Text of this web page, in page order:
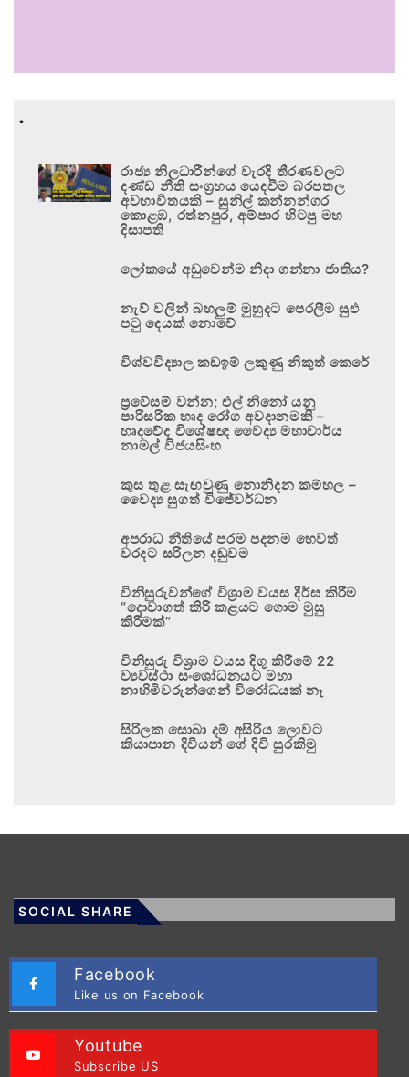
.
රාජ්‍ය නිලධාරීන්ගේ වැරදි තීරණවලට
දණ්ඩ නීති සංග්‍රහය යෙදවීම බරපතල
අවභාවිතයකි – සුනිල් කන්නන්ගර
කොළඹ, රත්නපුර, අම්පාර හිටපු මහ
දිසාපති
ලෝකයේ අඩුවෙන්ම නිදා ගන්නා ජාතිය?
නැව් වලින් බහලුම් මුහුදට පෙරලීම සුළු
පටු දෙයක් නොවේ
විශ්වවිද්‍යාල කඩඉම් ලකුණු නිකුත් කෙරේ
ප්‍රවේසම් වන්න; එල් නිනෝ යනු
පාරිසරික හෘද රෝග අවදානමකි –
හෘදවේද විශේෂඥ වෛද්‍ය මහාචාර්ය
නාමල් විජයසිංහ
කුස තුළ සැඟවුණු නොනිදන කම්හල –
වෛද්‍ය සුගත් විජේවර්ධන
අපරාධ නීතියේ පරම පදනම හෙවත්
වරදට සරිලන දඬුවම
විනිසුරුවන්ගේ විශ්‍රාම වයස දීර්ඝ කිරීම
“දොවාගත් කිරි කළයට ගොම මුසු
කිරීමක්”
විනිසුරු විශ්‍රාම වයස දිගු කිරීමේ 22
ව්‍යවස්ථා සංශෝධනයට මහා
නාහිමිවරුන්ගෙන් විරෝධයක් නෑ
සිරිලක සොබා දම් අසිරිය ලොවට
කියාපාන දිවියන් ගේ දිවි සුරකිමු
SOCIAL SHARE
Facebook
Like us on Facebook
Youtube
Subscribe US